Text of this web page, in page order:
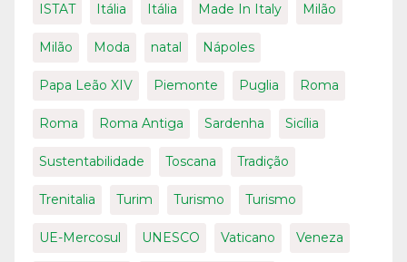
ISTAT Itália Itália Made In Italy Milão
Milão Moda natal Nápoles
Papa Leão XIV Piemonte Puglia Roma
Roma Roma Antiga Sardenha Sicília
Sustentabilidade Toscana Tradição
Trenitalia Turim Turismo Turismo
UE-Mercosul UNESCO Vaticano Veneza